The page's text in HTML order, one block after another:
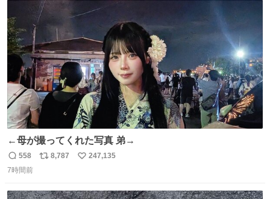
数
数
←母が撮ってくれた写真 弟→
返
信
558
リ
8,787
い
247,135
7時間前